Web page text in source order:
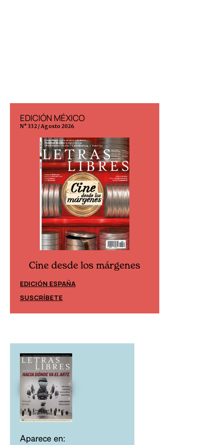
EDICIÓN MÉXICO
N° 332 / Agosto 2026
Cine desde los márgenes
EDICIÓN ESPAÑA
SUSCRÍBETE
Aparece en: